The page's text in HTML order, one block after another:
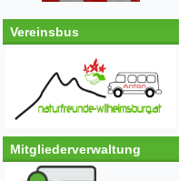
Vereinsbus
Mitgliederverwaltung